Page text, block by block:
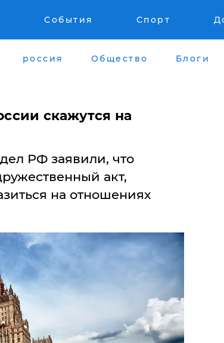
События Спорт
россия Общество Блоги
скажутся на
РФ заявили, что
акт,
на отношениях